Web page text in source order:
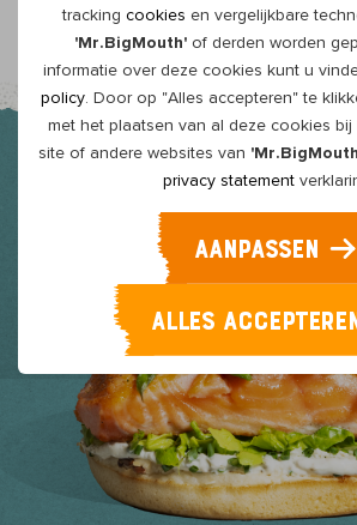
tracking cookies en vergelijkbare
'Mr.BigMouth'of derden worden
informatie over deze cookies kunt u
policy. Door op "Alles accepteren" te
met het plaatsen van al deze cookies
site of andere websites van
privacy statement
AANPASSEN
ALLES
Fancy Salmon